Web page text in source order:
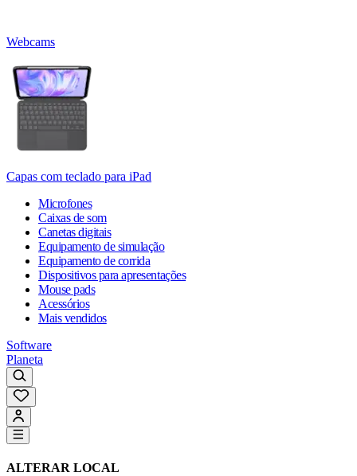
Webcams
Capas com teclado para iPad
Microfones
Caixas de som
Canetas digitais
Equipamento de simulação
Equipamento de corrida
Dispositivos para apresentações
Mouse pads
Acessórios
Mais vendidos
Software
Planeta
ALTERAR LOCAL